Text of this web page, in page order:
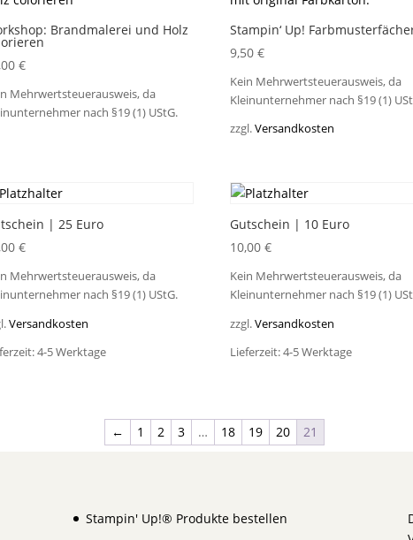
Brandmalerei und Holz
€
Mehrwertsteuerausweis, da
nach §19 (1) UStG.
Stampin‘ Up!
9,50€
Kein Mehrwertsteuerausweis, da
Kleinunternehmer nach §19 (1)
zzgl.Versandkosten
| 25 Euro
€
Mehrwertsteuerausweis, da
nach §19 (1) UStG.
Versandkosten
4-5 Werktage
Gutschein | 10 Euro
10,00€
Kein Mehrwertsteuerausweis, da
Kleinunternehmer nach §19 (1)
zzgl.Versandkosten
Lieferzeit:4-5 Werktage
← 1 2 3 … 18 19 20 21
Stampin' Up!® Produkte bestellen